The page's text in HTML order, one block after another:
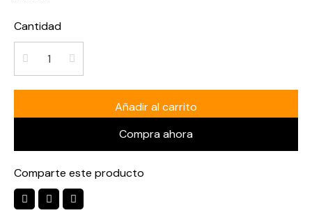
Cantidad
Añadir al carrito
Compra ahora
Comparte este producto